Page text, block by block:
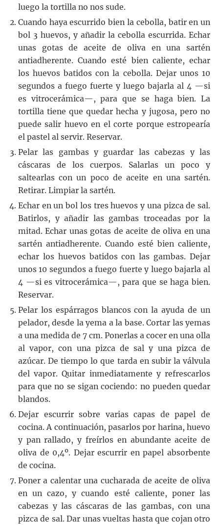
luego la tortilla no nos sude.
Cuando haya escurrido bien la cebolla, batir en un
bol 3 huevos, y añadir la cebolla escurrida. Echar
unas gotas de aceite de oliva en una sartén
antiadherente. Cuando esté bien caliente, echar
los huevos batidos con la cebolla. Dejar unos 10
segundos a fuego fuerte y luego bajarla al 4 —si
es vitrocerámica—, para que se haga bien. La
tortilla tiene que quedar hecha y jugosa, pero no
puede salir huevo en el corte porque estropearía
el pastel al servir. Reservar.
Pelar las gambas y guardar las cabezas y las
cáscaras de los cuerpos. Salarlas un poco y
saltearlas con un poco de aceite en una sartén.
Retirar. Limpiar la sartén.
Echar en un bol los tres huevos y una pizca de sal.
Batirlos, y añadir las gambas troceadas por la
mitad. Echar unas gotas de aceite de oliva en una
sartén antiadherente. Cuando esté bien caliente,
echar los huevos batidos con las gambas. Dejar
unos 10 segundos a fuego fuerte y luego bajarla al
4 —si es vitrocerámica—, para que se haga bien.
Reservar.
Pelar los espárragos blancos con la ayuda de un
pelador, desde la yema a la base. Cortar las yemas
a una medida de 7 cm. Ponerlas a cocer en una olla
al vapor, con una pizca de sal y una pizca de
azúcar. De tiempo lo que tarda en subir la válvula
del vapor. Quitar inmediatamente y refrescarlos
para que no se sigan cociendo: no pueden quedar
blandos.
Dejar escurrir sobre varias capas de papel de
cocina. A continuación, pasarlos por harina, huevo
y pan rallado, y freírlos en abundante aceite de
oliva de 0,4º. Dejar escurrir en papel absorbente
de cocina.
Poner a calentar una cucharada de aceite de oliva
en un cazo, y cuando esté caliente, poner las
cabezas y las cáscaras de las gambas, con una
pizca de sal. Dar unas vueltas hasta que cojan otro